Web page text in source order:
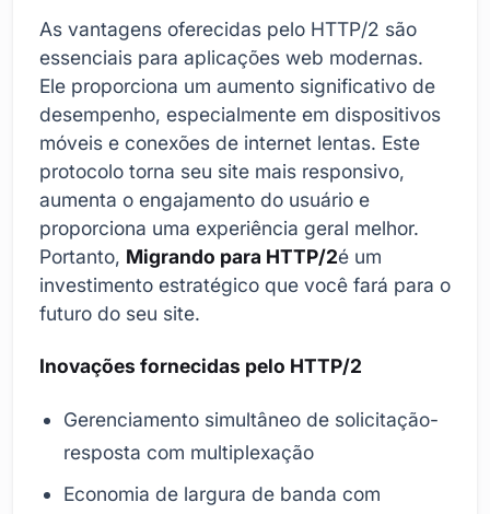
As vantagens oferecidas pelo HTTP/2 são
essenciais para aplicações web modernas.
Ele proporciona um aumento significativo de
desempenho, especialmente em dispositivos
móveis e conexões de internet lentas. Este
protocolo torna seu site mais responsivo,
aumenta o engajamento do usuário e
proporciona uma experiência geral melhor.
Portanto, Migrando para HTTP/2é um
investimento estratégico que você fará para o
futuro do seu site.
Inovações fornecidas pelo HTTP/2
Gerenciamento simultâneo de solicitação-
resposta com multiplexação
Economia de largura de banda com